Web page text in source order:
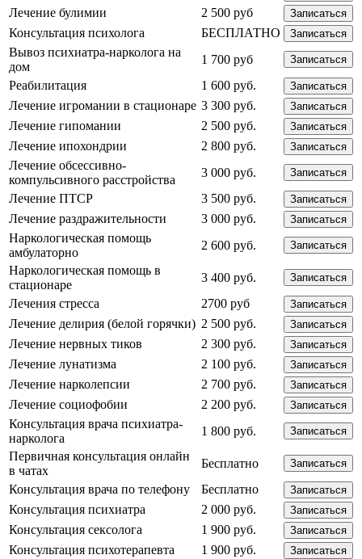
Лечение булимии 2 500 руб Записаться
Консультация психолога БЕСПЛАТНО Записаться
Вывоз психиатра-нарколога на
дом
1 700 руб Записаться
Реабилитация 1 600 руб. Записаться
Лечение игромании в стационаре 3 300 руб. Записаться
Лечение гипомании 2 500 руб. Записаться
Лечение ипохондрии 2 800 руб. Записаться
Лечение обсессивно-
компульсивного расстройства
3 000 руб. Записаться
Лечение ПТСР 3 500 руб. Записаться
Лечение раздражительности 3 000 руб. Записаться
Наркологическая помощь
амбулаторно
2 600 руб. Записаться
Наркологическая помощь в
стационаре
3 400 руб. Записаться
Лечения стресса 2700 руб Записаться
Лечение делирия (белой горячки) 2 500 руб. Записаться
Лечение нервных тиков 2 300 руб. Записаться
Лечение лунатизма 2 100 руб. Записаться
Лечение нарколепсии 2 700 руб. Записаться
Лечение социофобии 2 200 руб. Записаться
Консультация врача психиатра-
нарколога
1 800 руб. Записаться
Первичная консультация онлайн
в чатах
Бесплатно Записаться
Консультация врача по телефону Бесплатно Записаться
Консультация психиатра 2 000 руб. Записаться
Консультация сексолога 1 900 руб. Записаться
Консультация психотерапевта 1 900 руб. Записаться